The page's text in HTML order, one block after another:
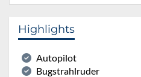
Highlights
Autopilot
Bugstrahlruder